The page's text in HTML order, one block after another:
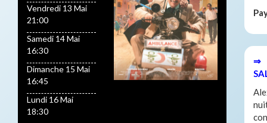
Vendredi 13 Mai
21:00
Samedi 14 Mai
16:30
Dimanche 15 Mai
16:45
Lundi 16 Mai
18:30
⇒